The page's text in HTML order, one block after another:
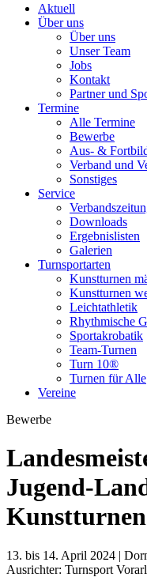
Aktuell
Über uns
Über uns
Unser Team
Jobs
Kontakt
Partner und
Termine
Alle Termine
Bewerbe
Aus- &
Verband und
Sonstiges
Service
Downloads
Ergebnislisten
Galerien
Turnsportarten
Kunstturnen
Kunstturnen
Leichtathletik
Rhythmische
Sportakrobatik
Team-Turnen
Turn 10®
Turnen für Alle
Vereine
Bewerbe
Jugend-
Kunstturnen
13. bis 14. April 2024 |
Ausrichter: Turnsport